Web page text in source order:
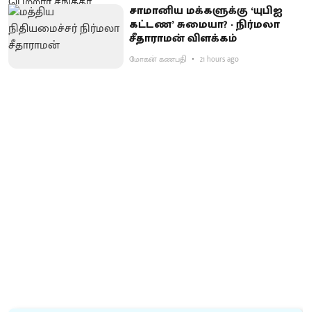
சாமானிய மக்களுக்கு ‘யுபிஐ
கட்டண’ சுமையா? - நிர்மலா
சீதாராமன் விளக்கம்
மோகன் கணபதி 21 hours ago